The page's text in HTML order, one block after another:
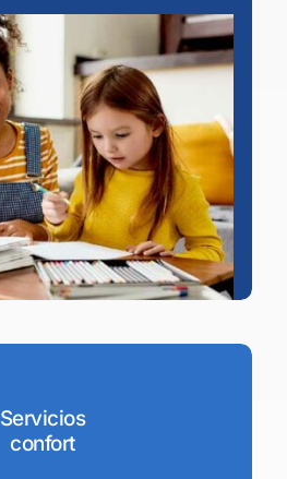
Servicios
confort